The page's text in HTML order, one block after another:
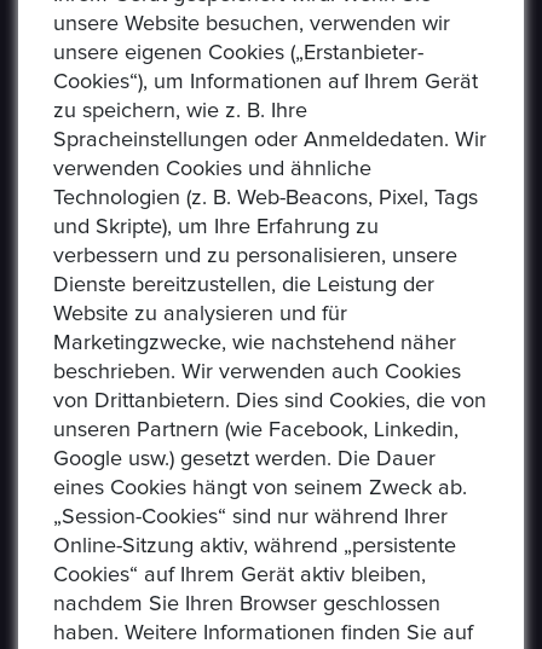
USEFUL LINKS
Datenschutzerklaerung
Häufig Gestellte Fragen
Verkäufer Richtlinien
Impressum
Kommissionsgebühren
Allgemeine Bestimmungen
Social-Media AGB
unsere Website besuchen, verwenden wir
unsere eigenen Cookies („Erstanbieter-
Cookies“), um Informationen auf Ihrem Gerät
zu speichern, wie z. B. Ihre
Spracheinstellungen oder Anmeldedaten. Wir
verwenden Cookies und ähnliche
Technologien (z. B. Web-Beacons, Pixel, Tags
und Skripte), um Ihre Erfahrung zu
verbessern und zu personalisieren, unsere
Dienste bereitzustellen, die Leistung der
Website zu analysieren und für
Marketingzwecke, wie nachstehend näher
beschrieben. Wir verwenden auch Cookies
von Drittanbietern. Dies sind Cookies, die von
unseren Partnern (wie Facebook, Linkedin,
Google usw.) gesetzt werden. Die Dauer
eines Cookies hängt von seinem Zweck ab.
„Session-Cookies“ sind nur während Ihrer
Online-Sitzung aktiv, während „persistente
Cookies“ auf Ihrem Gerät aktiv bleiben,
nachdem Sie Ihren Browser geschlossen
haben. Weitere Informationen finden Sie auf